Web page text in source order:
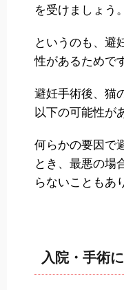
を受けましょう。
というのも、避
性があるためで
避妊手術後、猫
以下の可能性が
何らかの要因で
とき、最悪の場
らないこともあ
入院・手術